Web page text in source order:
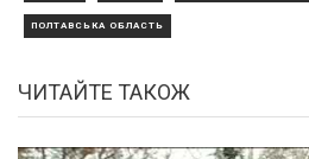
ПОЛТАВСЬКА ОБЛАСТЬ
ЧИТАЙТЕ ТАКОЖ